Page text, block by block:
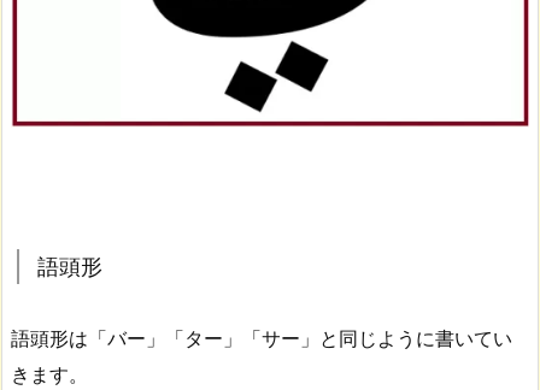
語頭形
語頭形は「バー」「ター」「サー」と同じように書いてい
きます。